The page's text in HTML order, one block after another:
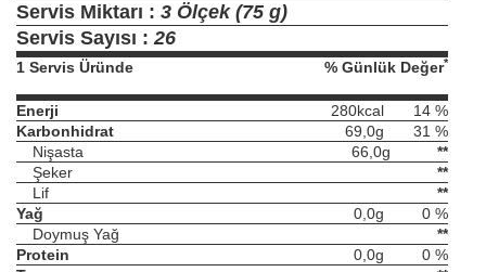
Servis Miktarı : 3 Ölçek (75 g)
Servis Sayısı :26
1 Servis Üründe % Günlük Değer*
280kcal 14 %
Enerji
69,0g
31 %
Karbonhidrat
66,0g
**
Nişasta
**
Şeker
**
Lif
0,0g
0 %
Yağ
**
Doymuş Yağ
0,0g
0 %
Protein